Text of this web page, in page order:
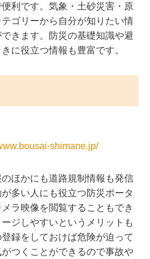
利です。気象・土砂災害・原
ゴリーから自分が知りたい情
きます。防災の基礎知識や避
に役立つ情報も豊富です。
shimane.jp/
ほかにも道路規制情報も発信
多い人にも役立つ防災ポータ
ラ映像を閲覧することもでき
ジしやすいというメリットも
録をしておけば危険が迫って
つくことができるので事故や